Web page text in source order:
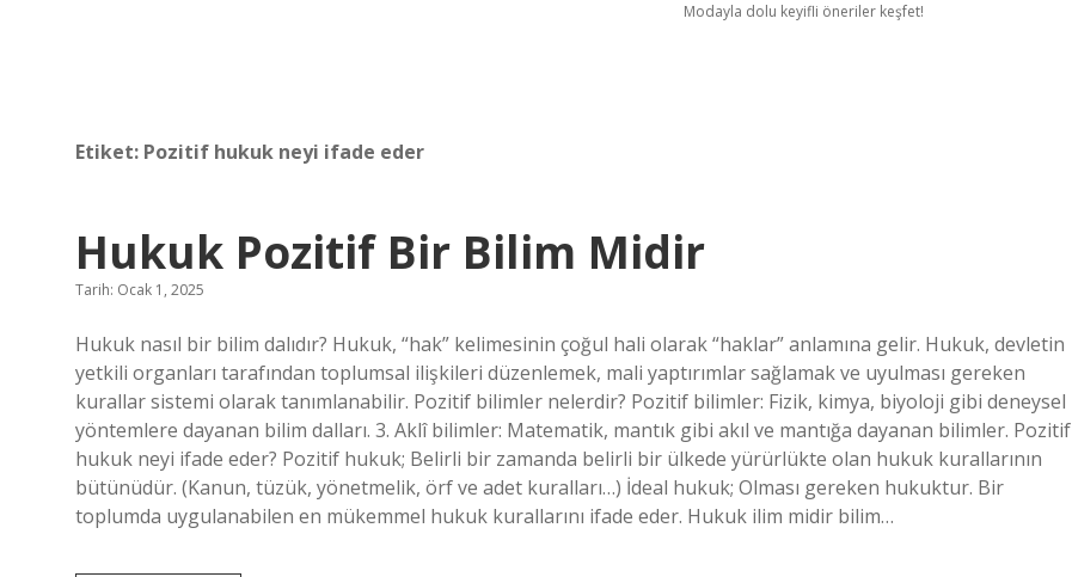
Modayla dolu keyifli öneriler keşfet!
Etiket: Pozitif hukuk neyi ifade eder
Hukuk Pozitif Bir Bilim Midir
Tarih: Ocak 1, 2025
Hukuk nasıl bir bilim dalıdır? Hukuk, “hak” kelimesinin çoğul hali olarak “haklar” anlamına gelir. Hukuk, devletin
yetkili organları tarafından toplumsal ilişkileri düzenlemek, mali yaptırımlar sağlamak ve uyulması gereken
kurallar sistemi olarak tanımlanabilir. Pozitif bilimler nelerdir? Pozitif bilimler: Fizik, kimya, biyoloji gibi deneysel
yöntemlere dayanan bilim dalları. 3. Aklî bilimler: Matematik, mantık gibi akıl ve mantığa dayanan bilimler. Pozitif
hukuk neyi ifade eder? Pozitif hukuk; Belirli bir zamanda belirli bir ülkede yürürlükte olan hukuk kurallarının
bütünüdür. (Kanun, tüzük, yönetmelik, örf ve adet kuralları…) İdeal hukuk; Olması gereken hukuktur. Bir
toplumda uygulanabilen en mükemmel hukuk kurallarını ifade eder. Hukuk ilim midir bilim…